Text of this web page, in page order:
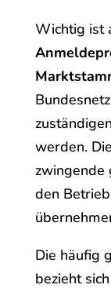
Wichtig ist
werden.
zwingende
den
Die häufig
bezieht